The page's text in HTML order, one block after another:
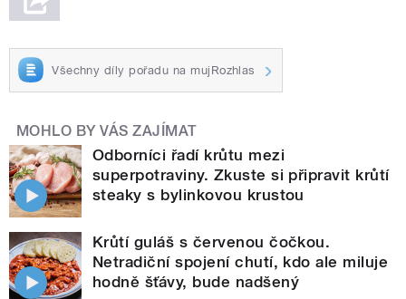
Všechny díly pořadu na mujRozhlas
MOHLO BY VÁS ZAJÍMAT
Odborníci řadí krůtu mezi
superpotraviny. Zkuste si připravit krůtí
steaky s bylinkovou krustou
Krůtí guláš s červenou čočkou.
Netradiční spojení chutí, kdo ale miluje
hodně šťávy, bude nadšený